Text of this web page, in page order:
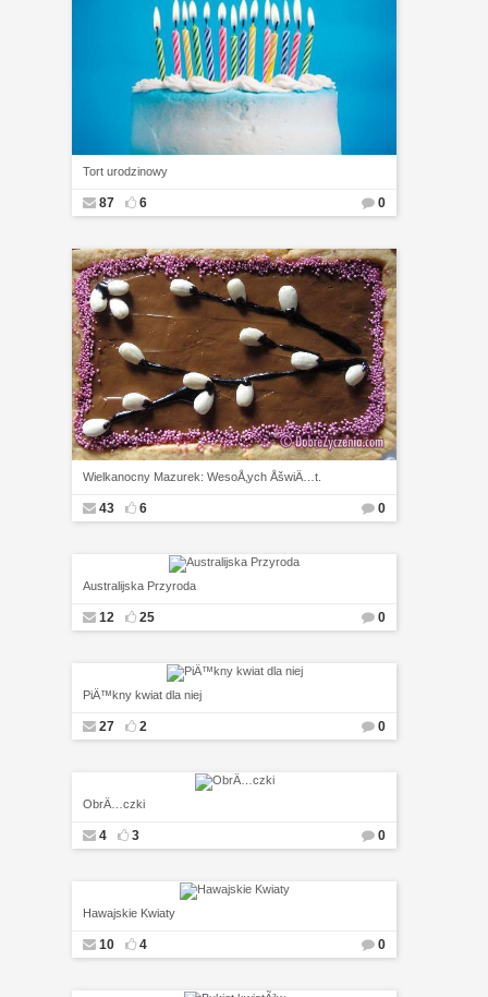
Tort urodzinowy
87 6 0
Wielkanocny Mazurek: WesoÅ‚ych ÅšwiÄ…t.
43 6 0
Australijska Przyroda
12 25 0
PiÄ™kny kwiat dla niej
27 2 0
ObrÄ…czki
4 3 0
Hawajskie Kwiaty
10 4 0